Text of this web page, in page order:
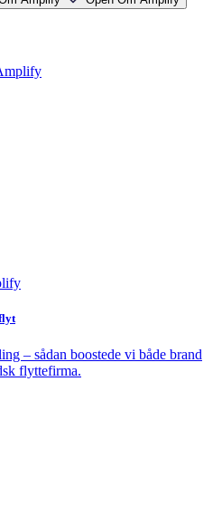
– sådan boostede vi både brand
flyttefirma.